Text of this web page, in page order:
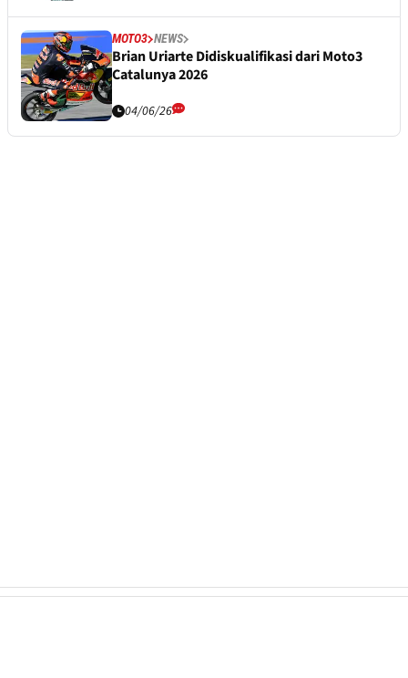
MOTO3 NEWS
Brian Uriarte Didiskualifikasi dari Moto3
Catalunya 2026
04/06/26